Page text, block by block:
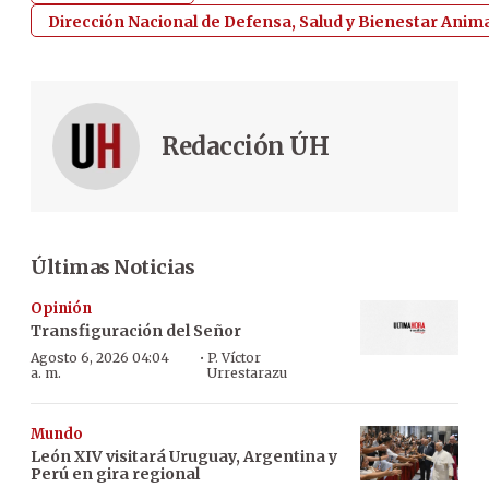
Dirección Nacional de Defensa, Salud y Bienestar
Redacción ÚH
Últimas Noticias
Opinión
Transfiguración del Señor
Agosto 6, 2026 04:04
a. m.
· P. Víctor
Urrestarazu
Mundo
León XIV visitará Uruguay, Argentina y
Perú en gira regional